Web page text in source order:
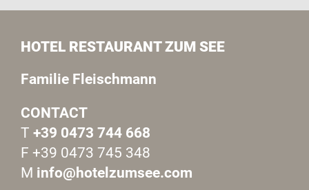
HOTEL RESTAURANT ZUM SEE
Familie Fleischmann
CONTACT
T +39 0473 744 668
F +39 0473 745 348
M info@hotelzumsee.com